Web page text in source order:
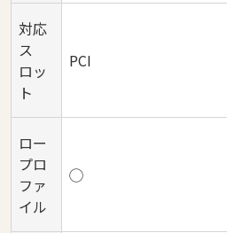
対応
ス
ロッ
ト
PCI
ロー
プロ
ファ
イル
◯